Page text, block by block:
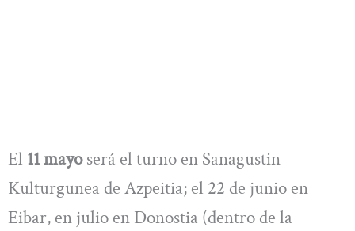
El 11 mayoserá el turno en Sanagustin
Kulturgunea de Azpeitia; el 22 de junio en
Eibar, en julio en Donostia (dentro de la